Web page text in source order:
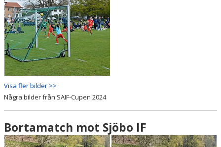
Visa fler bilder >>
Några bilder från SAIF-Cupen 2024
Bortamatch mot Sjöbo IF